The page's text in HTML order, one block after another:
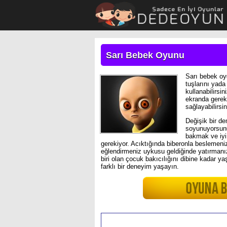
Sarı Bebek Oyunu
Sarı bebek
tuşlarını
ekranda
Değişik bir
bakmak ve
gerekiyor. Acıktığında biberonla
eğlendirmeniz uykusu geldiğinde
biri olan çocuk bakıcılığını dibine kadar
farklı bir deneyim yaşayın.